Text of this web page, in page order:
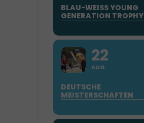
BLAU-WEISS YOUNG
GENERATION TROPHY
22
AUG
DEUTSCHE
MEISTERSCHAFTEN